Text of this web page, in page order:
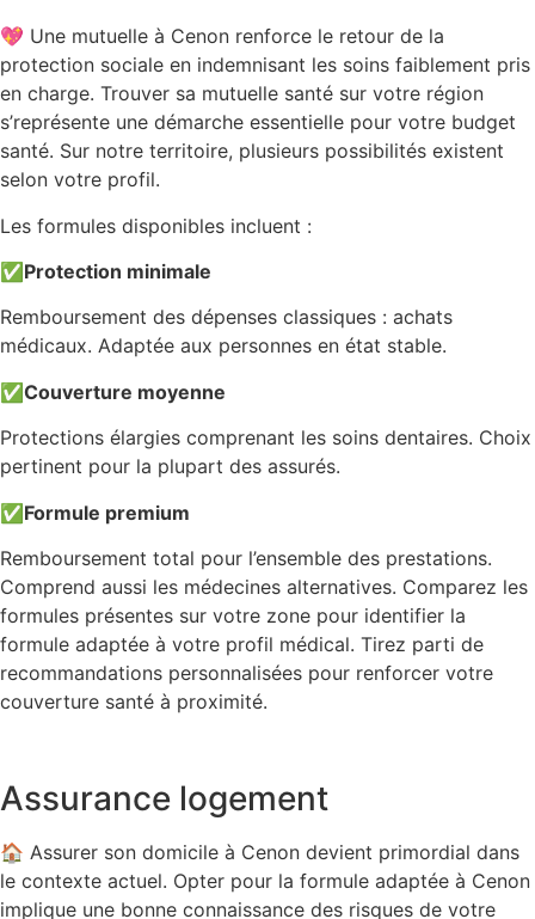
💖 Une mutuelle à Cenon renforce le retour de la
protection sociale en indemnisant les soins faiblement pris
en charge. Trouver sa mutuelle santé sur votre région
s’représente une démarche essentielle pour votre budget
santé. Sur notre territoire, plusieurs possibilités existent
selon votre profil.
Les formules disponibles incluent :
✅ Protection minimale
Remboursement des dépenses classiques : achats
médicaux. Adaptée aux personnes en état stable.
✅Couverture moyenne
Protections élargies comprenant les soins dentaires. Choix
pertinent pour la plupart des assurés.
✅Formule premium
Remboursement total pour l’ensemble des prestations.
Comprend aussi les médecines alternatives. Comparez les
formules présentes sur votre zone pour identifier la
formule adaptée à votre profil médical. Tirez parti de
recommandations personnalisées pour renforcer votre
couverture santé à proximité.
Assurance logement
🏠 Assurer son domicile à Cenon devient primordial dans
le contexte actuel. Opter pour la formule adaptée à Cenon
implique une bonne connaissance des risques de votre